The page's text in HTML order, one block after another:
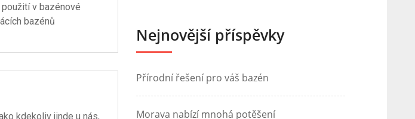
v bazénové
bazénů
kdekoliv jinde u nás,
Nejnovější příspěvky
Přírodní řešení pro váš bazén
Morava nabízí mnohá potěšení